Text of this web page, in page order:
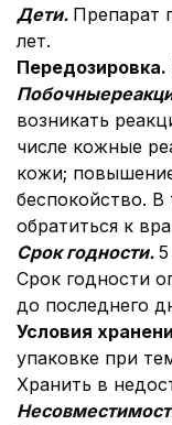
Дети. Препарат
лет.
Передозировка.
Побочные
возникать
числе кожные
кожи;
беспокойство. В
обратиться к
Срок годности.
Срок годности
до последнего
Условия
упаковке при
Хранить в